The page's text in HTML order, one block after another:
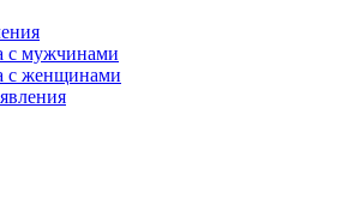
с мужчинами
с женщинами